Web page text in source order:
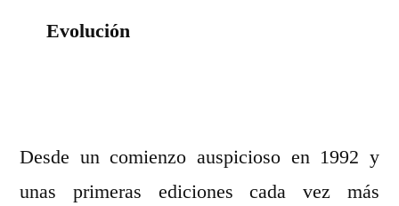
Evolución
Desde un comienzo auspicioso en 1992 y
unas primeras ediciones cada vez más